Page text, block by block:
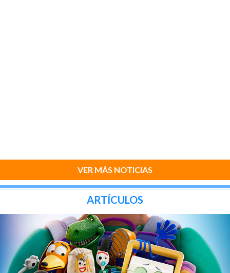
VER MÁS NOTICIAS
ARTÍCULOS